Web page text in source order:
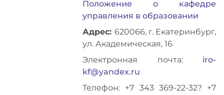
Положение о кафедре
управления в образовании
Адрес: 620066, г. Екатеринбург,
ул. Академическая, 16
Электронная почта: iro-
kf@yandex.ru
Телефон: +7 343 369-22-32? +7